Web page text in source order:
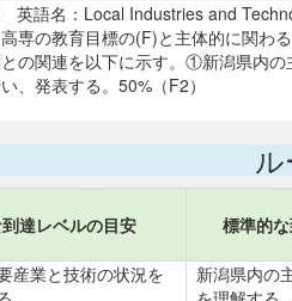
英語名：Local Industries and
専の教育目標の(F)と主体的に関わ
の関連を以下に示す。①新潟県内
、発表する。50%（F2）
達レベルの目安 標準的
産業と技術の状況を
新潟県内の